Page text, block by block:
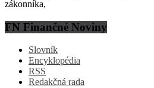
zákonníka,
FN Finančné Noviny
Slovník
Encyklopédia
RSS
Redakčná rada